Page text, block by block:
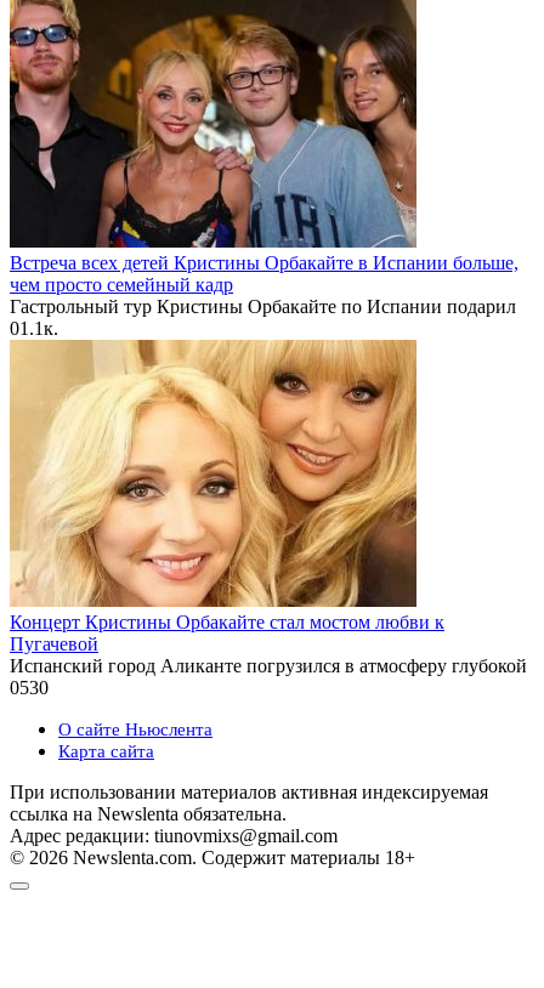
Встреча всех детей Кристины Орбакайте в Испании больше,
чем просто семейный кадр
Гастрольный тур Кристины Орбакайте по Испании подарил
01.1к.
Концерт Кристины Орбакайте стал мостом любви к
Пугачевой
Испанский город Аликанте погрузился в атмосферу глубокой
0530
О сайте Ньюслента
Карта сайта
При использовании материалов активная индексируемая
ссылка на Newslenta обязательна.
Адрес редакции: tiunovmixs@gmail.com
© 2026 Newslenta.com. Содержит материалы 18+